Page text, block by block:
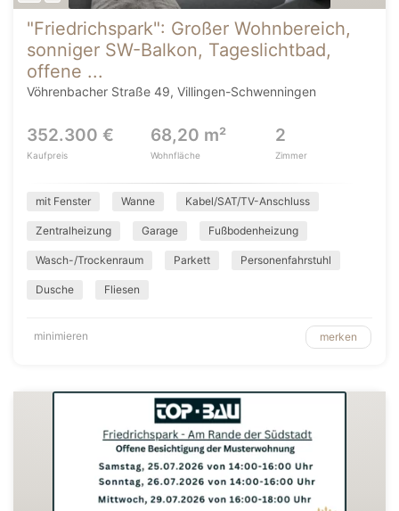
"Friedrichspark": Großer Wohnbereich,
sonniger SW-Balkon, Tageslichtbad,
offene ...
Vöhrenbacher Straße 49, Villingen-Schwenningen
352.300 €
Kaufpreis
68,20 m²
Wohnfläche
2
Zimmer
mit Fenster Wanne Kabel/SAT/TV-Anschluss
Zentralheizung Garage Fußbodenheizung
Wasch-/Trockenraum Parkett Personenfahrstuhl
Dusche Fliesen
minimieren merken